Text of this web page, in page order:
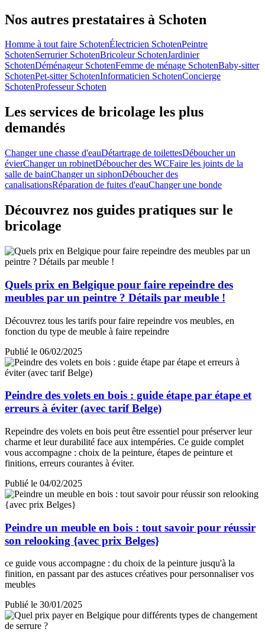
Nos autres prestataires à Schoten
Homme à tout faire SchotenÉlectricien SchotenPeintre
SchotenSerrurier SchotenBricoleur SchotenJardinier
SchotenDéménageur SchotenFemme de ménage SchotenBaby-sitter
SchotenPet-sitter SchotenInformaticien SchotenConcierge
SchotenProfesseur Schoten
Les services de bricolage les plus
demandés
Changer une chasse d'eauDétartrage de toilettesDéboucher un
évierChanger un robinetDéboucher des WCFaire les joints de la
salle de bainChanger un siphonDéboucher des
canalisationsRéparation de fuites d'eauChanger une bonde
Découvrez nos guides pratiques sur le
bricolage
Quels prix en Belgique pour faire repeindre des
meubles par un peintre ? Détails par meuble !
Découvrez tous les tarifs pour faire repeindre vos meubles, en
fonction du type de meuble à faire repeindre
Publié le 06/02/2025
Peindre des volets en bois : guide étape par étape et
erreurs à éviter (avec tarif Belge)
Repeindre des volets en bois peut être essentiel pour préserver leur
charme et leur durabilité face aux intempéries. Ce guide complet
vous accompagne : choix de la peinture, étapes de peinture et
finitions, erreurs courantes à éviter.
Publié le 04/02/2025
Peindre un meuble en bois : tout savoir pour réussir
son relooking {avec prix Belges}
ce guide vous accompagne : du choix de la peinture jusqu'à la
finition, en passant par des astuces créatives pour personnaliser vos
meubles
Publié le 30/01/2025